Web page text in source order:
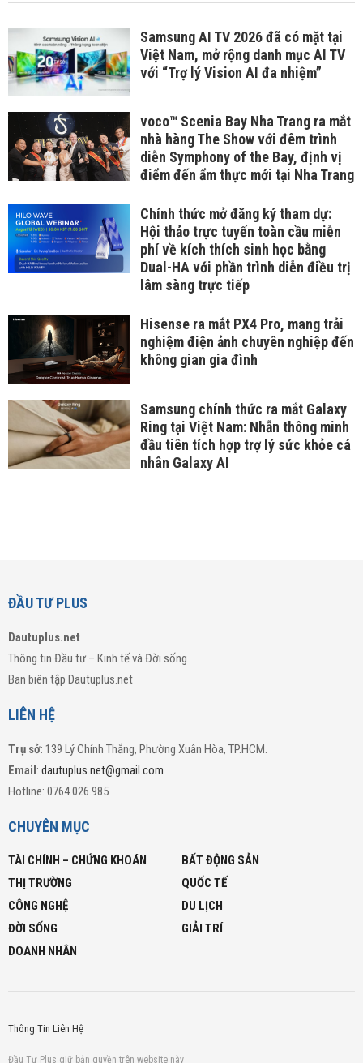
Samsung AI TV 2026 đã có mặt tại
Việt Nam, mở rộng danh mục AI TV
với “Trợ lý Vision AI đa nhiệm”
voco™ Scenia Bay Nha Trang ra mắt
nhà hàng The Show với đêm trình
diễn Symphony of the Bay, định vị
điểm đến ẩm thực mới tại Nha Trang
Chính thức mở đăng ký tham dự:
Hội thảo trực tuyến toàn cầu miễn
phí về kích thích sinh học bằng
Dual-HA với phần trình diễn điều trị
lâm sàng trực tiếp
Hisense ra mắt PX4 Pro, mang trải
nghiệm điện ảnh chuyên nghiệp đến
không gian gia đình
Samsung chính thức ra mắt Galaxy
Ring tại Việt Nam: Nhẫn thông minh
đầu tiên tích hợp trợ lý sức khỏe cá
nhân Galaxy AI
ĐẦU TƯ PLUS
Dautuplus.net
Thông tin Đầu tư – Kinh tế và Đời sống
Ban biên tập Dautuplus.net
LIÊN HỆ
Trụ sở: 139 Lý Chính Thắng, Phường Xuân Hòa, TP.HCM.
Email: dautuplus.net@gmail.com
Hotline: 0764.026.985
CHUYÊN MỤC
TÀI CHÍNH – CHỨNG KHOÁN
BẤT ĐỘNG SẢN
THỊ TRƯỜNG
QUỐC TẾ
CÔNG NGHỆ
DU LỊCH
ĐỜI SỐNG
GIẢI TRÍ
DOANH NHÂN
Thông Tin Liên Hệ
Đầu Tư Plus giữ bản quyền trên website này